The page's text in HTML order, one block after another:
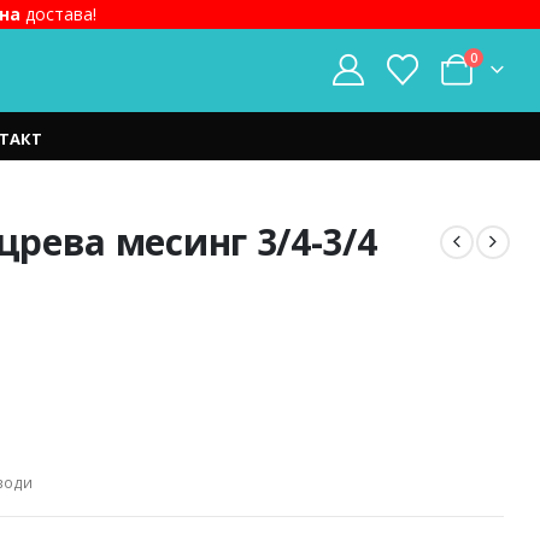
достава!
0
месинг 3/4-3/4